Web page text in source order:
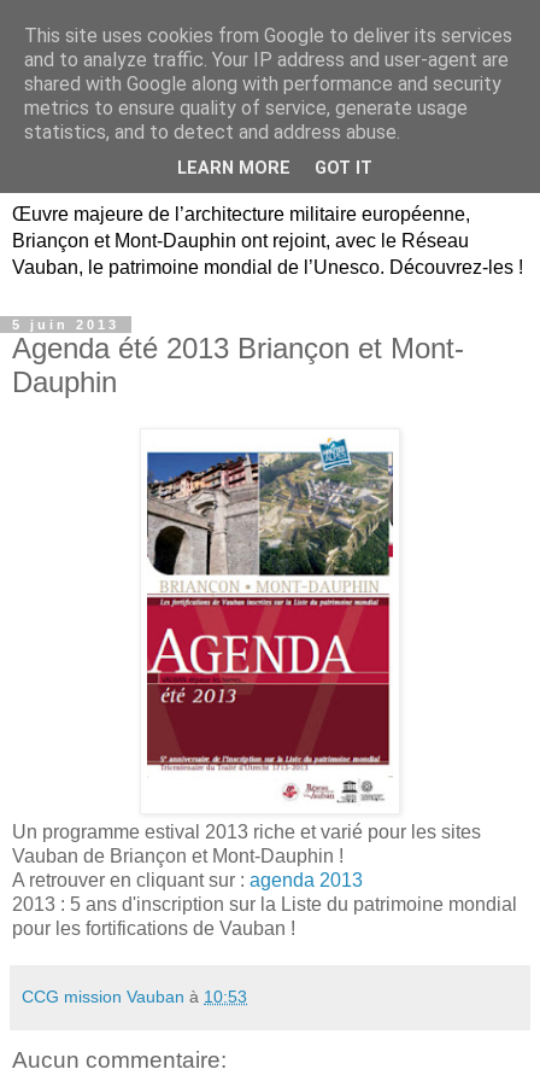
Briançon, Mont-Dauphin,
Vauban Unesco Hautes-
Œuvre majeure de l’architecture militaire européenne,
Briançon et Mont-Dauphin ont rejoint, avec le Réseau
Vauban, le patrimoine mondial de l’Unesco. Découvrez-les !
5 juin 2013
Agenda été 2013 Briançon et Mont-
Dauphin
Un programme estival 2013 riche et varié pour les sites
Vauban de Briançon et Mont-Dauphin !
A retrouver en cliquant sur : agenda 2013
2013 : 5 ans d'inscription sur la Liste du patrimoine mondial
pour les fortifications de Vauban !
CCG mission Vauban à 10:53
Aucun commentaire:
This site uses cookies from Google to deliver its services
and to analyze traffic. Your IP address and user-agent are
shared with Google along with performance and security
metrics to ensure quality of service, generate usage
statistics, and to detect and address abuse.
LEARN MORE GOT IT